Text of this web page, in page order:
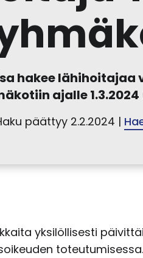
hakee
ajalle
päättyy 2.2.2024 |
yksilöllisesti